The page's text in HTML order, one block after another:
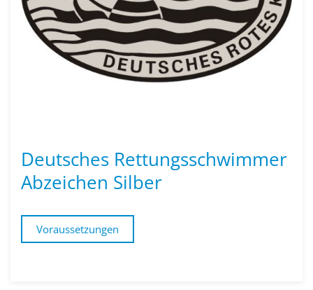
Deutsches Rettungs­schwimmer
Abzeichen Silber
Voraussetzungen